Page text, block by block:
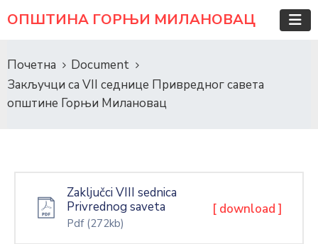
ОПШТИНА ГОРЊИ МИЛАНОВАЦ
Почетна
Document
Закључци са VII седнице Привредног савета
општине Горњи Милановац
Zaključci VIII sednica
Privrednog saveta
Pdf (272kb)
[ download ]